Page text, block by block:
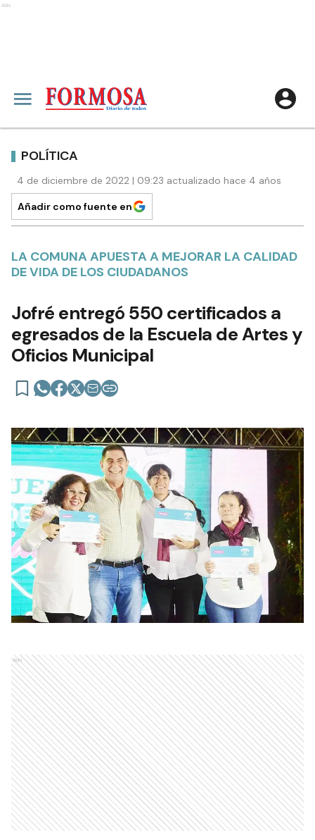
Ads
POLÍTICA
4 de diciembre de 2022 | 09:23 actualizado hace 4 años
Añadir como fuente en
LA COMUNA APUESTA A MEJORAR LA CALIDAD
DE VIDA DE LOS CIUDADANOS
Jofré entregó 550 certificados a
egresados de la Escuela de Artes y
Oficios Municipal
Ads